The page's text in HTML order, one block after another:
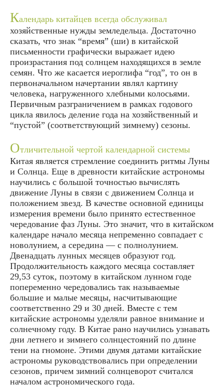
Календарь китайцев всегда обслуживал
хозяйственные нужды земледельца. Достаточно
сказать, что знак “время” (ши) в китайской
письменности графически выражает идею
произрастания под солнцем находящихся в земле
семян. Что же касается иероглифа “год”, то он в
первоначальном начертании являл картину
человека, нагруженного хлебными колосьями.
Первичным разграничением в рамках годового
цикла явилось деление года на хозяйственный и
“пустой” (соответствующий зимнему) сезоны.
Отличительной чертой календарной системы
Китая является стремление соединить ритмы Луны
и Солнца. Еще в древности китайские астрономы
научились с большой точностью вычислять
движение Луны в связи с движением Солнца и
положением звезд. В качестве основной единицы
измерения времени было принято естественное
чередование фаз Луны. Это значит, что в китайском
календаре начало месяца непременно совпадает с
новолунием, а середина — с полнолунием.
Двенадцать лунных месяцев образуют год.
Продолжительность каждого месяца составляет
29,53 суток, поэтому в китайском лунном годе
попеременно чередовались так называемые
большие и малые месяцы, насчитывающие
соответственно 29 и 30 дней. Вместе с тем
китайские астрономы уделяли равное внимание и
солнечному году. В Китае рано научились узнавать
дни летнего и зимнего солнцестояний по длине
тени на гномоне. Этими двумя датами китайские
астрономы руководствовались при определении
сезонов, причем зимний солнцеворот считался
началом астрономического года.